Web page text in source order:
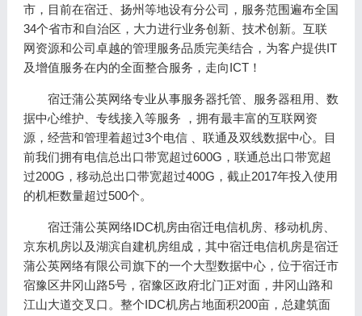
市，目前在宿迁、扬州等地设有分公司，服务范围遍布全国
34个省市和自治区，大力进行业务创新、技术创新。互联
网资源和公司卓越的管理服务品质完美结合，为客户提供IT
及增值服务在内的全面整合服务，走向ICT！
宿迁蒲公英网络专业从事服务器托管、服务器租用、数
据中心维护、专线接入等服务 ，拥有最丰富的互联网资
源，经营和管理着超过3个电信 、联通及双线数据中心。目
前我们拥有电信总出口带宽超过600G，联通总出口带宽超
过200G，移动总出口带宽超过400G，截止2017年投入使用
的机柜数量超过500个。
宿迁蒲公英网络IDC机房由宿迁电信机房、移动机房、
京东机房以及湖滨自建机房组成，其中宿迁电信机房是宿迁
蒲公英网络有限公司旗下的一个大型数据中心，位于宿迁市
宿豫区井冈山路5号，宿豫区政府北门正对面，井冈山路和
江山大道交叉口。整个IDC机房占地面积200亩，总建筑面